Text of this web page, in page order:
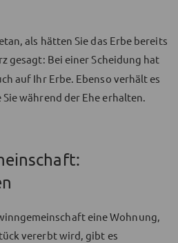
als hätten Sie das Erbe bereits
gesagt: Bei einer Scheidung hat
auf Ihr Erbe. Ebenso verhält es
während der Ehe erhalten.
eine Wohnung,
vererbt wird, gibt es